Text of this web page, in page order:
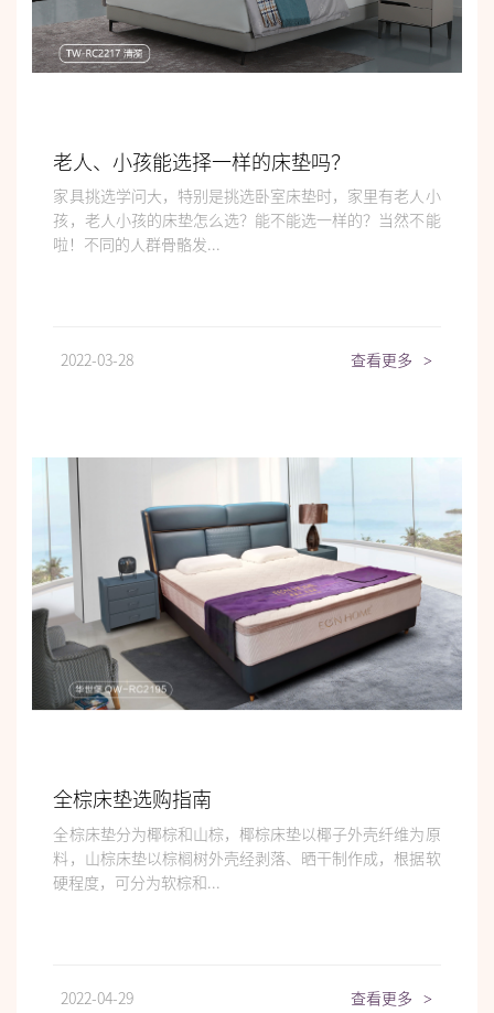
老人、小孩能选择一样的床垫吗？
家具挑选学问大，特别是挑选卧室床垫时，家里有老人小
孩，老人小孩的床垫怎么选？能不能选一样的？当然不能
啦！不同的人群骨骼发...
2022-03-28 查看更多 >
全棕床垫选购指南
全棕床垫分为椰棕和山棕，椰棕床垫以椰子外壳纤维为原
料，山棕床垫以棕榈树外壳经剥落、晒干制作成，根据软
硬程度，可分为软棕和...
2022-04-29 查看更多 >